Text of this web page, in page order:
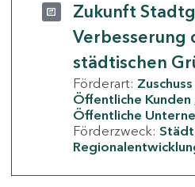
Zukunft
Verbesserung
städtischen
Förderart: Zuschuss
Öffentliche Kunden
Öffentliche
Förderzweck: